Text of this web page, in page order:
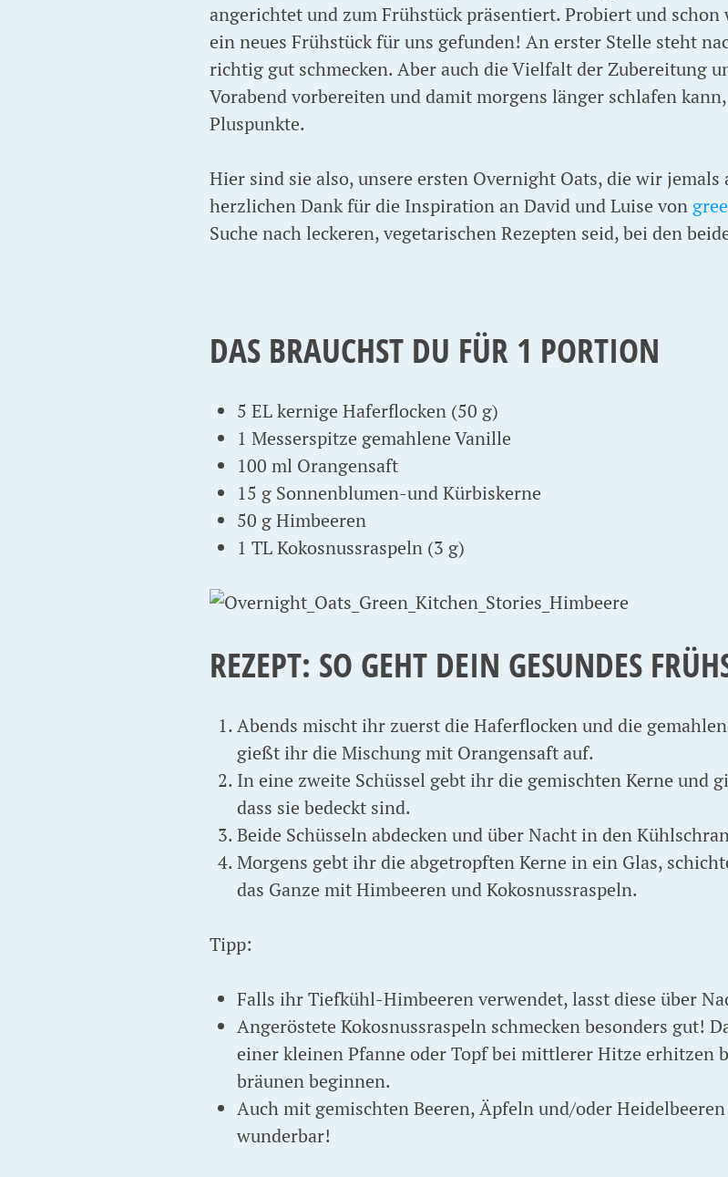
angerichtet und zum Frühstück präsentiert. Probiert und
ein neues Frühstück für uns gefunden! An erster Stelle steht
richtig gut schmecken. Aber auch die Vielfalt der Zubereitung
Vorabend vorbereiten und damit morgens länger schlafen
Pluspunkte.
Hier sind sie also, unsere ersten Overnight Oats, die wir
herzlichen Dank für die Inspiration an David und Luise von
Suche nach leckeren, vegetarischen Rezepten seid, bei den
DAS BRAUCHST DU FÜR 1 PORTION
5 EL kernige Haferflocken (50 g)
1 Messerspitze gemahlene Vanille
100 ml Orangensaft
15 g Sonnenblumen-und Kürbiskerne
50 g Himbeeren
1 TL Kokosnussraspeln (3 g)
REZEPT: SO GEHT DEIN GESUNDES
Abends mischt ihr zuerst die Haferflocken und die
gießt ihr die Mischung mit Orangensaft auf.
In eine zweite Schüssel gebt ihr die gemischten Kerne und
dass sie bedeckt sind.
Beide Schüsseln abdecken und über Nacht in den
Morgens gebt ihr die abgetropften Kerne in ein Glas,
das Ganze mit Himbeeren und Kokosnussraspeln.
Tipp:
Falls ihr Tiefkühl-Himbeeren verwendet, lasst diese über
Angeröstete Kokosnussraspeln schmecken besonders gut!
einer kleinen Pfanne oder Topf bei mittlerer Hitze erhitzen
bräunen beginnen.
Auch mit gemischten Beeren, Äpfeln und/oder
wunderbar!